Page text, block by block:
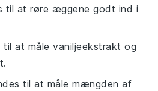
til at røre æggene godt ind i
til at måle vaniljeekstrakt og
til at måle mængden af